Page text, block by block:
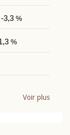
-3,3%
%
Voir plus